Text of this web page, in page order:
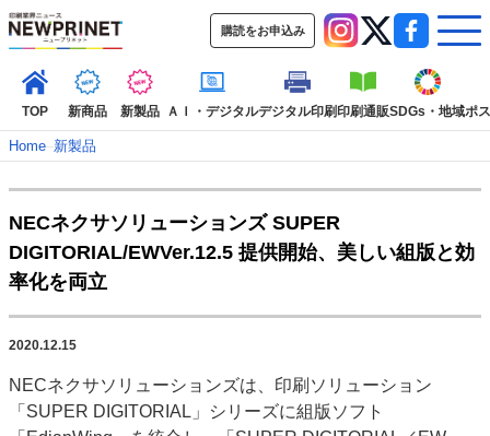
購読をお申込み
TOP 新商品 新製品 ＡＩ・デジタルデジタル印刷印刷通販SDGs・地域ポ
新着記事
動画コンテンツ
インタビュー
コレクション
新商品
市場・統計
人事・移転・異動・訃報
Home–新製品
NECネクサソリューションズ SUPER
DIGITORIAL/EWVer.12.5 提供開始、美しい組版と効
率化を両立
2020.12.15
NECネクサソリューションズは、印刷ソリューション
「SUPER DIGITORIAL」シリーズに組版ソフト